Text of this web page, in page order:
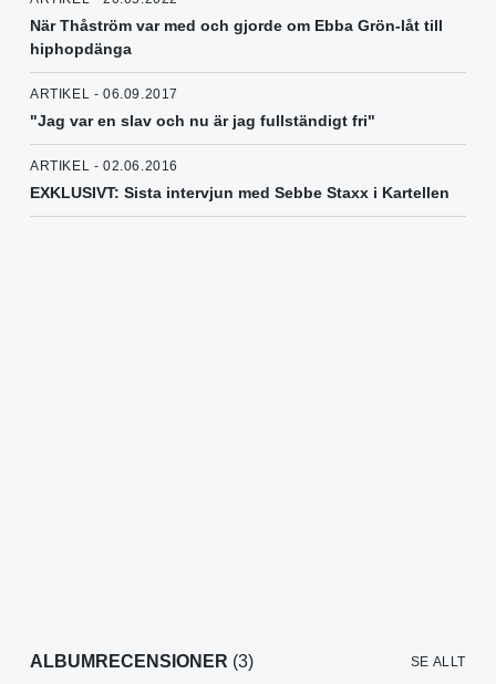
När Thåström var med och gjorde om Ebba Grön-låt till
hiphopdänga
ARTIKEL - 06.09.2017
"Jag var en slav och nu är jag fullständigt fri"
ARTIKEL - 02.06.2016
EXKLUSIVT: Sista intervjun med Sebbe Staxx i Kartellen
ALBUMRECENSIONER (3) SE ALLT